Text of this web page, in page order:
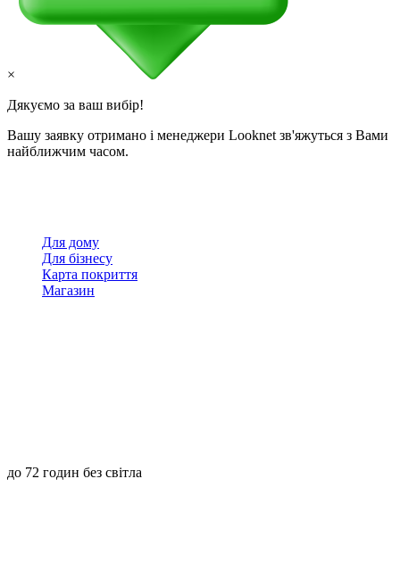
×
Дякуємо за ваш вибір!
Вашу заявку отримано і менеджери Looknet зв'яжуться з Вами
найближчим часом.
Для дому
Для бізнесу
Карта покриття
Магазин
до 72 годин без світла